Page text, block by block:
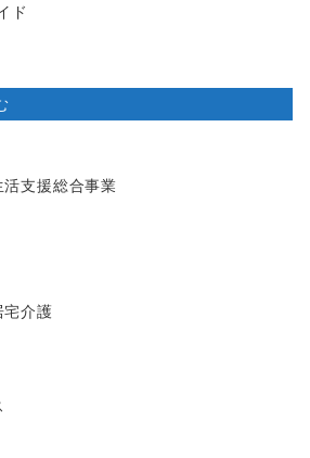
ド
支援総合事業
宅介護